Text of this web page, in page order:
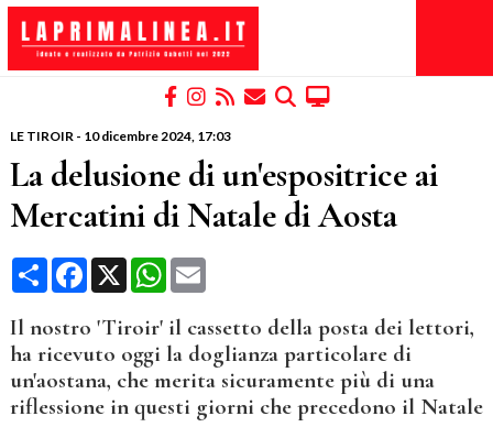
LE TIROIR- 10 dicembre 2024, 17:03
La delusione di un'espositrice ai
Mercatini di Natale di Aosta
CondividiFacebook
X WhatsApp
Email
Il nostro 'Tiroir' il cassetto della posta dei lettori,
ha ricevuto oggi la doglianza particolare di
un'aostana, che merita sicuramente più di una
riflessione in questi giorni che precedono il Natale